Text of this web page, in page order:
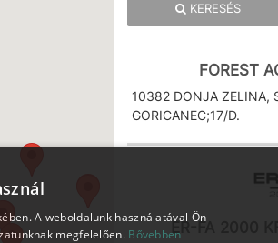
KERESÉS
FOREST
10382 DONJA ZELINA,
GORICANEC;17/D.
ER-FA 2000
A weboldalunk használatával Ön
megfelelően. Bővebben